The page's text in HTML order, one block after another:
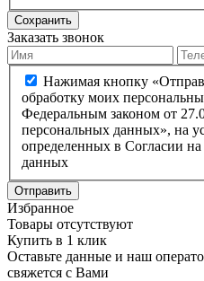
Сохранить
Заказать звонок
Нажимая кнопку
обработку моих
Федеральным законом от
персональных данных», на
определенных в Согласии
данных
Отправить
Избранное
Товары отсутствуют
Купить в 1 клик
Оставьте данные и наш
свяжется с Вами